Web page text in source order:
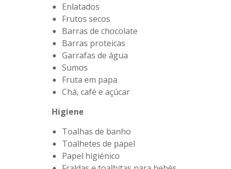
Enlatados
Frutos secos
Barras de chocolate
Barras proteicas
Garrafas de água
Sumos
Fruta em papa
Chá, café e açúcar
Higiene
Toalhas de banho
Toalhetes de papel
Papel higiénico